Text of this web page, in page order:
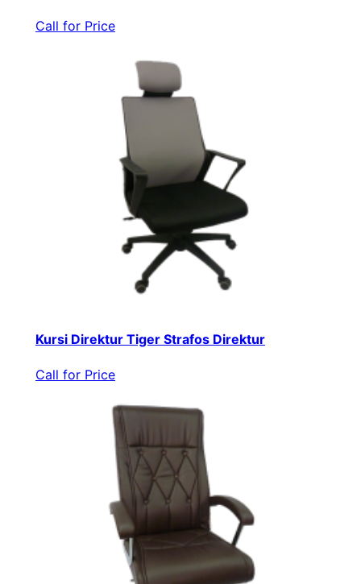
Call for Price
Kursi Direktur Tiger Strafos Direktur
Call for Price